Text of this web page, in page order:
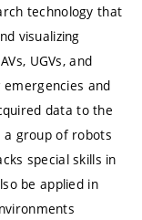
technology that
visualizing
UGVs, and
and
data to the
group of robots
special skills in
be applied in